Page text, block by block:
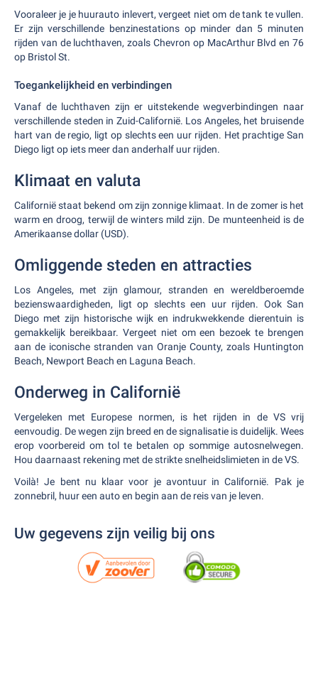
Vooraleer je je huurauto inlevert, vergeet niet om de tank te vullen.
Er zijn verschillende benzinestations op minder dan 5 minuten
rijden van de luchthaven, zoals Chevron op MacArthur Blvd en 76
op Bristol St.
Toegankelijkheid en verbindingen
Vanaf de luchthaven zijn er uitstekende wegverbindingen naar
verschillende steden in Zuid-Californië. Los Angeles, het bruisende
hart van de regio, ligt op slechts een uur rijden. Het prachtige San
Diego ligt op iets meer dan anderhalf uur rijden.
Klimaat en valuta
Californië staat bekend om zijn zonnige klimaat. In de zomer is het
warm en droog, terwijl de winters mild zijn. De munteenheid is de
Amerikaanse dollar (USD).
Omliggende steden en attracties
Los Angeles, met zijn glamour, stranden en wereldberoemde
bezienswaardigheden, ligt op slechts een uur rijden. Ook San
Diego met zijn historische wijk en indrukwekkende dierentuin is
gemakkelijk bereikbaar. Vergeet niet om een bezoek te brengen
aan de iconische stranden van Oranje County, zoals Huntington
Beach, Newport Beach en Laguna Beach.
Onderweg in Californië
Vergeleken met Europese normen, is het rijden in de VS vrij
eenvoudig. De wegen zijn breed en de signalisatie is duidelijk. Wees
erop voorbereid om tol te betalen op sommige autosnelwegen.
Hou daarnaast rekening met de strikte snelheidslimieten in de VS.
Voilà! Je bent nu klaar voor je avontuur in Californië. Pak je
zonnebril, huur een auto en begin aan de reis van je leven.
Uw gegevens zijn veilig bij ons